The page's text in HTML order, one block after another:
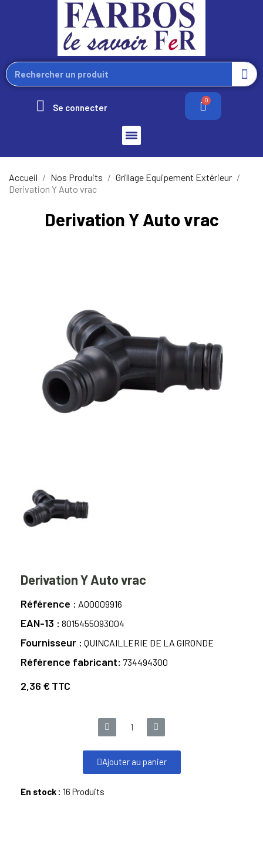
Se connecter
Accueil Nos Produits
Grillage Equipement Extérieur
Derivation Y Auto vrac
Derivation Y Auto vrac
Derivation Y Auto vrac
Référence A00009916
EAN-13 8015455093004
Fournisseur QUINCAILLERIE DE LA GIRONDE
Référence fabricant 734494300
2,36 € TTC
Ajouter au panier
En stock : 16 Produits